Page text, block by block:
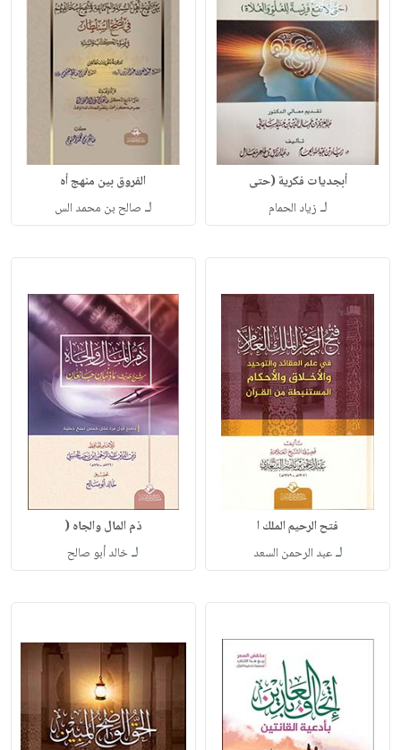
أبجديات فكرية (حتى
لـ زياد الحمام
الفروق بين منهج أه
لـ صالح بن محمد الس
فتح الرحيم الملك ا
لـعبد الرحمن السعد
ذم المال والجاه (
لـخالد أبو صالح